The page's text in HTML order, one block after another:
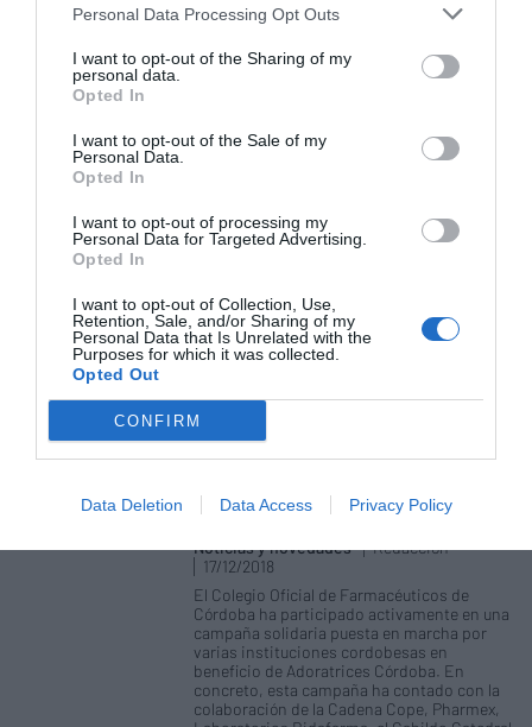
Personal Data Processing Opt Outs
I want to opt-out of the Sharing of my
personal data.
Opted In
I want to opt-out of the Sale of my
Personal Data.
Opted In
I want to opt-out of processing my
Personal Data for Targeted Advertising.
Opted In
I want to opt-out of Collection, Use,
Retention, Sale, and/or Sharing of my
Personal Data that Is Unrelated with the
Purposes for which it was collected.
Opted Out
CONFIRM
Data Deletion Data Access Privacy Policy
Gobierno han tomado ya posesión de sus
nuevo presidente de la institución
farmacéutica tras relevar en el cargo a
La candidatura liderada por Rafael
Noticias y novedades
Redacción
27/03/2019
la apertura y cierre de la mesa electoral para
la elección de la nueva Junta de Gobierno del
Colegio Oficial de Farmacéuticos de
Córdoba. En esta ocasión, la candidatura
ninguna otra a las elecciones.
donan más de 3.500 pañales a la
Comunidad de Adoratrices Córdoba
Noticias y novedades
Redacción
17/12/2018
El Colegio Oficial de Farmacéuticos de
Córdoba ha participado activamente en una
campaña solidaria puesta en marcha por
varias instituciones cordobesas en
beneficio de Adoratrices Córdoba. En
concreto, esta campaña ha contado con la
colaboración de la Cadena Cope, Pharmex,